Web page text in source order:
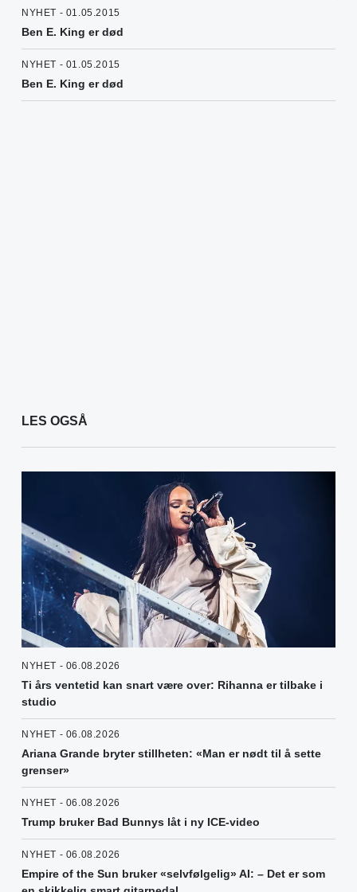
NYHET - 01.05.2015
Ben E. King er død
NYHET - 01.05.2015
Ben E. King er død
LES OGSÅ
NYHET - 06.08.2026
Ti års ventetid kan snart være over: Rihanna er tilbake i
studio
NYHET - 06.08.2026
Ariana Grande bryter stillheten: «Man er nødt til å sette
grenser»
NYHET - 06.08.2026
Trump bruker Bad Bunnys låt i ny ICE-video
NYHET - 06.08.2026
Empire of the Sun bruker «selvfølgelig» AI: – Det er som